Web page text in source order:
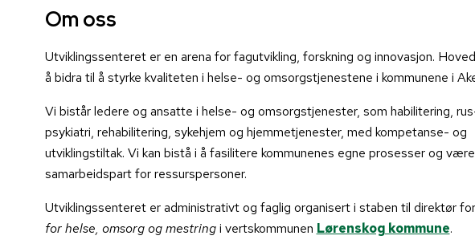
Om oss
Utviklingssenteret er en arena for fagutvikling, forskning og innovasjon.
å bidra til å styrke kvaliteten i helse- og omsorgstjenestene i kommunene i
Vi bistår ledere og ansatte i helse- og omsorgstjenester, som habilitering,
psykiatri, rehabilitering, sykehjem og hjemmetjenester, med kompetanse- og
utviklingstiltak. Vi kan bistå i å fasilitere kommunenes egne prosesser og
samarbeidspart for ressurspersoner.
Utviklingssenteret er administrativt og faglig organisert i staben til direktør
for helse, omsorg og mestringi vertskommunen Lørenskog kommune.